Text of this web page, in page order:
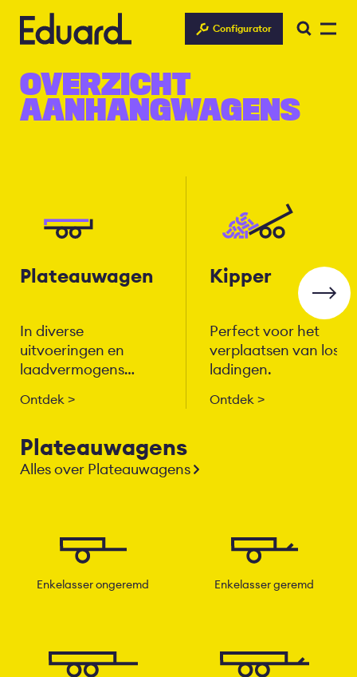
Overslaan
naar
inhoud
gaan
OVERZICHT
AANHANGWAGENS
Configurator
Plateauwagen
In diverse
uitvoeringen en
laadvermogens
Ontdek
Kipper
Perfect voor het
verplaatsen van losse
ladingen.
Ontdek
Plateauwagens
Alles over Plateauwagens
Enkelasser ongeremd Enkelasser geremd